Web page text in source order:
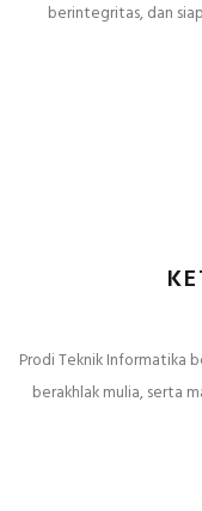
berintegritas, dan
Prodi Teknik Informatika
berakhlak mulia, serta